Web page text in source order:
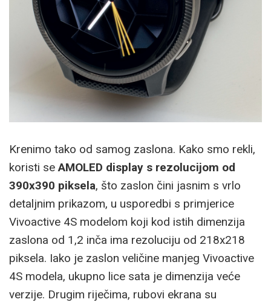
Krenimo tako od samog zaslona. Kako smo rekli,
koristi seAMOLED display s rezolucijom od
390x390 piksela, što zaslon čini jasnim s vrlo
detaljnim prikazom, u usporedbi s primjerice
Vivoactive 4S modelom koji kod istih dimenzija
zaslona od 1,2 inča ima rezoluciju od 218x218
piksela. Iako je zaslon veličine manjeg Vivoactive
4S modela, ukupno lice sata je dimenzija veće
verzije. Drugim riječima, rubovi ekrana su